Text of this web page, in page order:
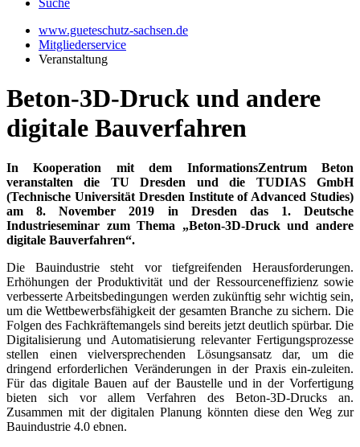
Suche
www.gueteschutz-sachsen.de
Mitgliederservice
Veranstaltung
Beton-3D-Druck und andere
digitale Bauverfahren
In Kooperation mit dem InformationsZentrum Beton
veranstalten die TU Dresden und die TUDIAS GmbH
(Technische Universität Dresden Institute of Advanced Studies)
am 8. November 2019 in Dresden das 1. Deutsche
Industrieseminar zum Thema „Beton-3D-Druck und andere
digitale Bauverfahren“.
Die Bauindustrie steht vor tiefgreifenden Herausforderungen.
Erhöhungen der Produktivität und der Ressourceneffizienz sowie
verbesserte Arbeitsbedingungen werden zukünftig sehr wichtig sein,
um die Wettbewerbsfähigkeit der gesamten Branche zu sichern. Die
Folgen des Fachkräftemangels sind bereits jetzt deutlich spürbar. Die
Digitalisierung und Automatisierung relevanter Fertigungsprozesse
stellen einen vielversprechenden Lösungsansatz dar, um die
dringend erforderlichen Veränderungen in der Praxis ein-zuleiten.
Für das digitale Bauen auf der Baustelle und in der Vorfertigung
bieten sich vor allem Verfahren des Beton-3D-Drucks an.
Zusammen mit der digitalen Planung könnten diese den Weg zur
Bauindustrie 4.0 ebnen.